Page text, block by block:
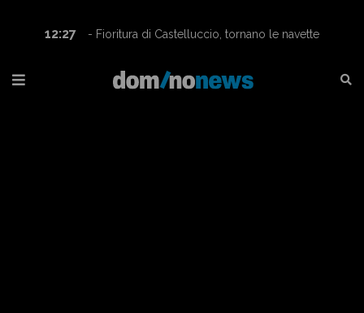
12:27
- Fioritura di Castelluccio, tornano le navette